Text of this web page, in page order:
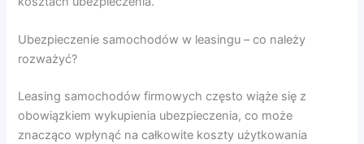
Ubezpieczenie samochodów w leasingu – co należy
rozważyć?
Leasing samochodów firmowych często wiąże się z
obowiązkiem wykupienia ubezpieczenia, co może
znacząco wpłynąć na całkowite koszty użytkowania